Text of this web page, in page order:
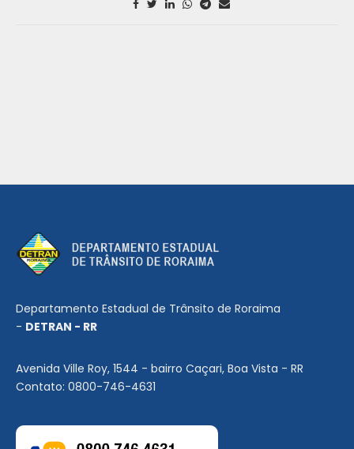
Departamento Estadual de Trânsito de Roraima
- DETRAN - RR
Avenida Ville Roy, 1544 - bairro Caçari, Boa Vista - RR
Contato: 0800-746-4631